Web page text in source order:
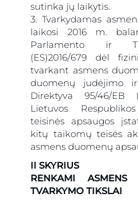
sutinka jų laikytis.
3. Tvarkydamas
laikosi 2016 m.
Parlamento ir
(ES)2016/679 dėl
tvarkant asmens
duomenų judėjimo
Direktyva 95/46/EB
Lietuvos
teisinės apsaugos
kitų taikomų teisės
asmens duomenų
II SKYRIUS
RENKAMI
TVARKYMO TIKSLAI